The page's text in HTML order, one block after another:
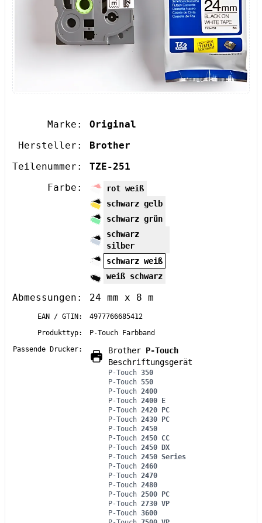
Marke:
Original
Hersteller:
Brother
Teilenummer:
TZE-251
Farbe:
rot weiß
schwarz gelb
schwarz grün
schwarz
silber
schwarz weiß
weiß schwarz
Abmessungen: 24 mm x 8 m
EAN / GTIN:
4977766685412
Produkttyp:
P-Touch Farbband
Passende Drucker:
Brother P-Touch
Beschriftungsgerät
P-Touch 350
P-Touch 550
P-Touch 2400
P-Touch 2400 E
P-Touch 2420 PC
P-Touch 2430 PC
P-Touch 2450
P-Touch 2450 CC
P-Touch 2450 DX
P-Touch 2450 Series
P-Touch 2460
P-Touch 2470
P-Touch 2480
P-Touch 2500 PC
P-Touch 2730 VP
P-Touch 3600